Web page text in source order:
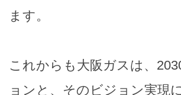
ます。
これからも大阪ガスは、
ョンと、そのビジョン実現